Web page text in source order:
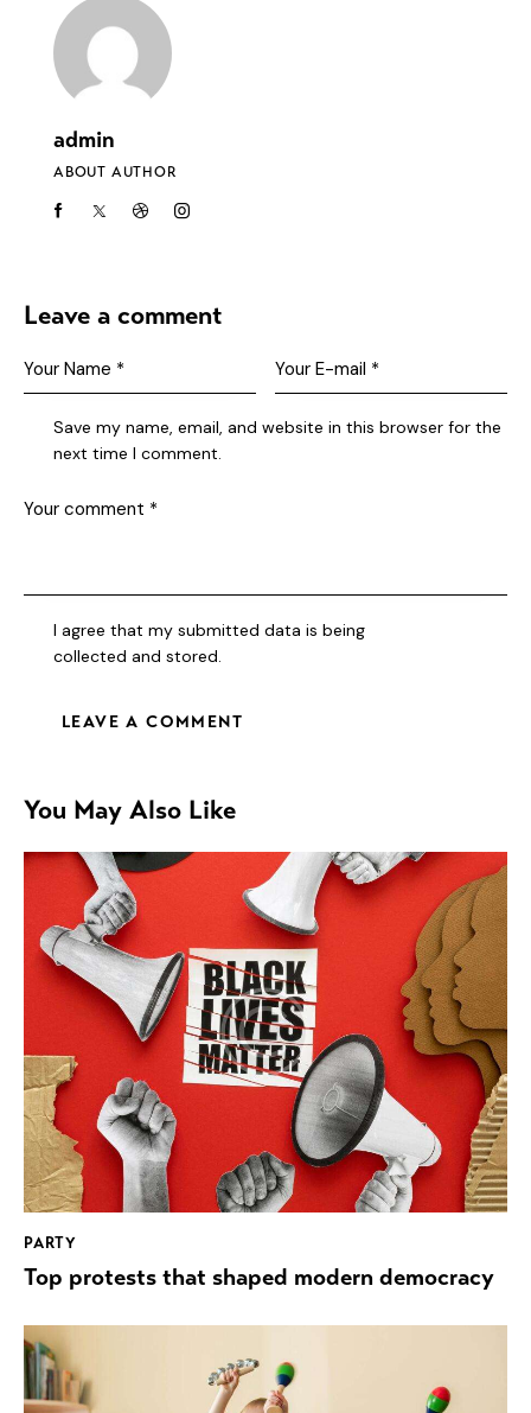
admin
ABOUT AUTHOR
Leave a comment
Save my name, email, and website in this browser for the
next time I comment.
I agree that my submitted data is being
collected and stored.
You May Also Like
PARTY
Top protests that shaped modern democracy